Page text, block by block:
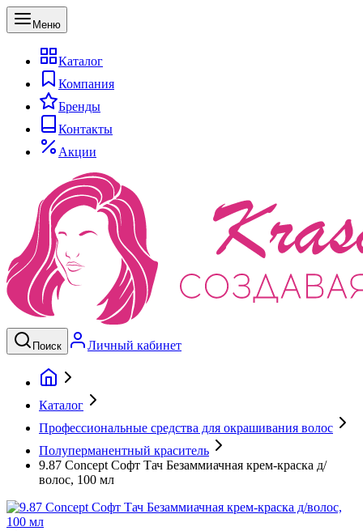
Меню
Каталог
Компания
Бренды
Контакты
Акции
Поиск Личный кабинет
Каталог
Профессиональные средства для окрашивания волос
Полуперманентный краситель
9.87 Concept Софт Тач Безаммиачная крем-краска д/
волос, 100 мл